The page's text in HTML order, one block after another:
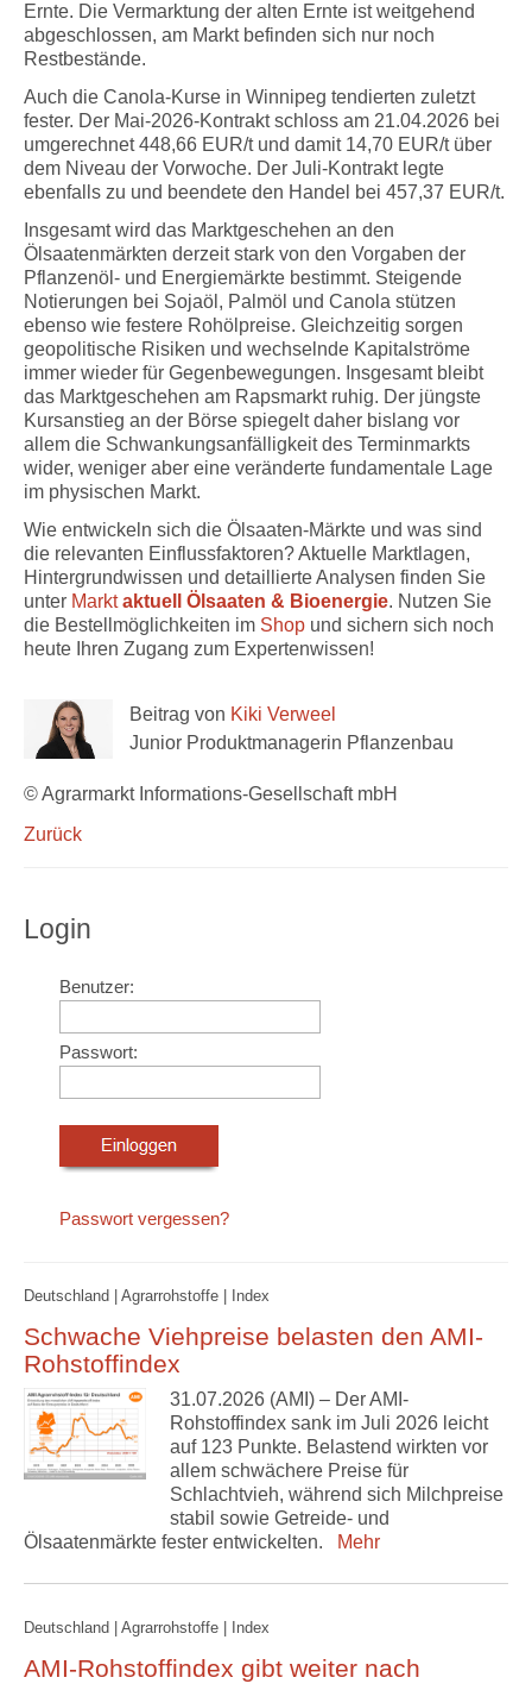
Ernte. Die Vermarktung der alten Ernte ist weitgehend
abgeschlossen, am Markt befinden sich nur noch
Restbestände.
Auch die Canola-Kurse in Winnipeg tendierten zuletzt
fester. Der Mai-2026-Kontrakt schloss am 21.04.2026 bei
umgerechnet 448,66 EUR/t und damit 14,70 EUR/t über
dem Niveau der Vorwoche. Der Juli-Kontrakt legte
ebenfalls zu und beendete den Handel bei 457,37 EUR/t.
Insgesamt wird das Marktgeschehen an den
Ölsaatenmärkten derzeit stark von den Vorgaben der
Pflanzenöl- und Energiemärkte bestimmt. Steigende
Notierungen bei Sojaöl, Palmöl und Canola stützen
ebenso wie festere Rohölpreise. Gleichzeitig sorgen
geopolitische Risiken und wechselnde Kapitalströme
immer wieder für Gegenbewegungen. Insgesamt bleibt
das Marktgeschehen am Rapsmarkt ruhig. Der jüngste
Kursanstieg an der Börse spiegelt daher bislang vor
allem die Schwankungsanfälligkeit des Terminmarkts
wider, weniger aber eine veränderte fundamentale Lage
im physischen Markt.
Wie entwickeln sich die Ölsaaten-Märkte und was sind
die relevanten Einflussfaktoren? Aktuelle Marktlagen,
Hintergrundwissen und detaillierte Analysen finden Sie
unter Marktaktuell Ölsaaten & Bioenergie. Nutzen Sie
die Bestellmöglichkeiten im Shop und sichern sich noch
heute Ihren Zugang zum Expertenwissen!
Beitrag von Kiki Verweel
Junior Produktmanagerin Pflanzenbau
© Agrarmarkt Informations-Gesellschaft mbH
Zurück
Login
Benutzer:
Passwort:
Passwort vergessen?
Deutschland | Agrarrohstoffe | Index
Schwache Viehpreise belasten den AMI-
Rohstoffindex
31.07.2026 (AMI) – Der AMI-
Rohstoffindex sank im Juli 2026 leicht
auf 123 Punkte. Belastend wirkten vor
allem schwächere Preise für
Schlachtvieh, während sich Milchpreise
stabil sowie Getreide- und
Ölsaatenmärkte fester entwickelten.
Mehr
Deutschland | Agrarrohstoffe | Index
AMI-Rohstoffindex gibt weiter nach